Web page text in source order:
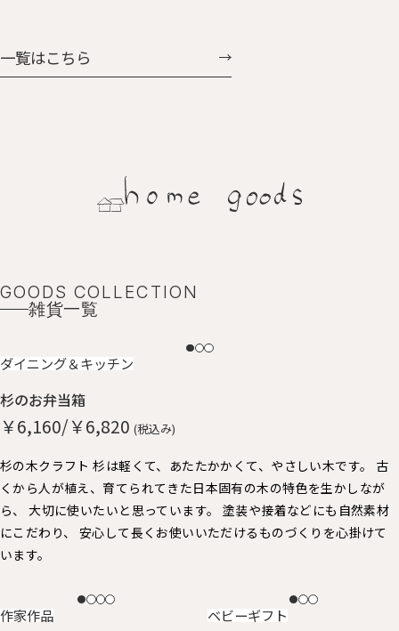
一覧はこちら
￥107,327
連続する美しさと、すっきりとし
た全体フォルムバランスや座り
ングチェア・イージーチェア展
開もされています。
静かで大らかなスタイルを提案
します。
GOODS COLLECTION
雑貨一覧
NEW
ダイニング＆キッチン
杉のお弁当箱
￥6,160/￥6,820 (税込み)
杉の木クラフト 杉は軽くて、あたたかかくて、やさしい木です。 古
くから人が植え、育てられてきた日本固有の木の特色を生かしなが
ら、 大切に使いたいと思っています。 塗装や接着などにも自然素材
にこだわり、 安心して長くお使いいただけるものづくりを心掛けて
います。
NEW
作家作品 NEW
ベビーギフト